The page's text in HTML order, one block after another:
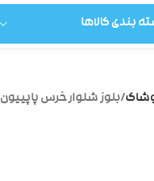
بندی کالاها
بلوز شلوار خرس پاپییون